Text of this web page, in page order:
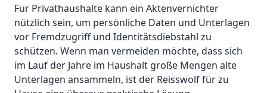
Für Privathaushalte kann ein Aktenvernichter
nützlich sein, um persönliche Daten und Unterlagen
vor Fremdzugriff und Identitätsdiebstahl zu
schützen. Wenn man vermeiden möchte, dass sich
im Lauf der Jahre im Haushalt große Mengen alte
Unterlagen ansammeln, ist der Reisswolf für zu